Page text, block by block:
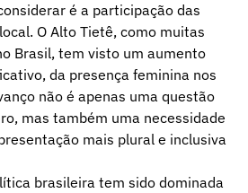
é a participação das
O Alto Tietê, como muitas
Brasil, tem visto um aumento
da presença feminina nos
não é apenas uma questão
mas também uma necessidade
mais plural e inclusiva
brasileira tem sido dominada